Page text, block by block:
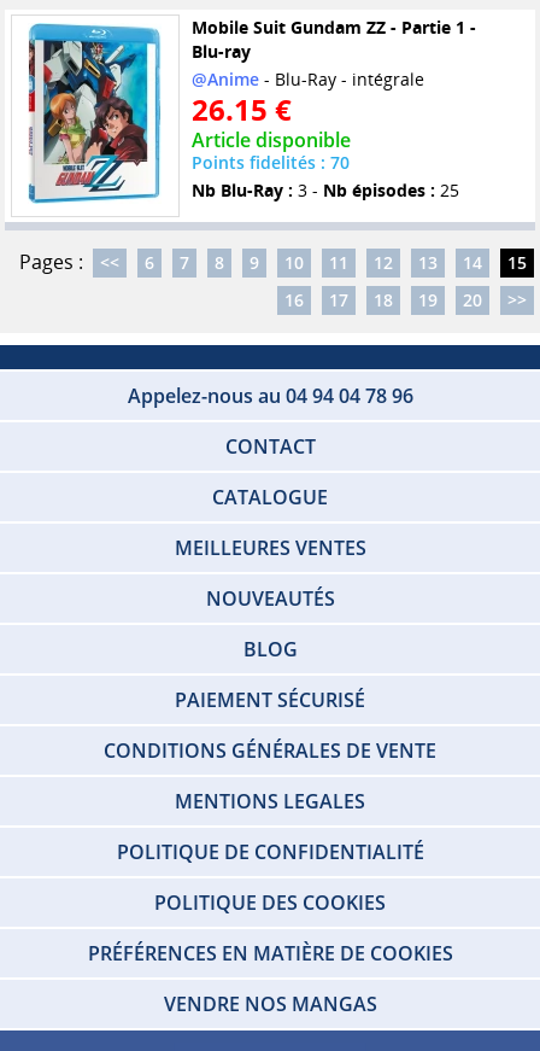
Mobile Suit Gundam ZZ - Partie 1 -
Blu-ray
@Anime- Blu-Ray - intégrale
26.15 €
Article disponible
Points fidelités : 70
Nb Blu-Ray : 3 - Nb épisodes : 25
Pages : << 6 7 8 9 10 11 12 13 14
15
16
17 18 19 20 >>
Appelez-nous au 04 94 04 78 96
CONTACT
CATALOGUE
MEILLEURES VENTES
NOUVEAUTÉS
BLOG
PAIEMENT SÉCURISÉ
CONDITIONS GÉNÉRALES DE VENTE
MENTIONS LEGALES
POLITIQUE DE CONFIDENTIALITÉ
POLITIQUE DES COOKIES
PRÉFÉRENCES EN MATIÈRE DE COOKIES
VENDRE NOS MANGAS